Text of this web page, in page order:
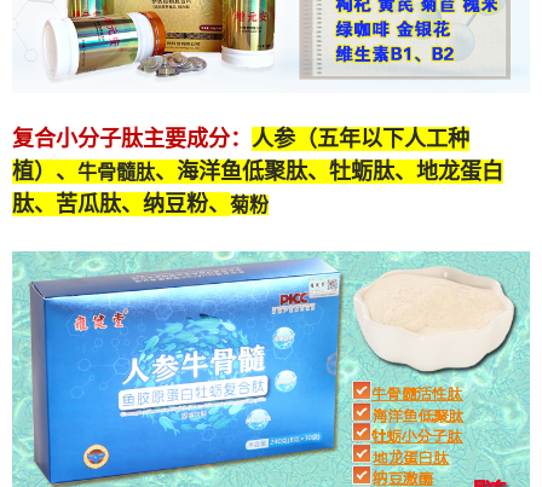
复合小分子肽主要成分： 人参（五年以下人工种
植）、 牛骨髓肽、海洋鱼低聚肽、牡蛎肽、 地龙蛋白
肽、苦瓜肽、纳豆粉、 菊粉